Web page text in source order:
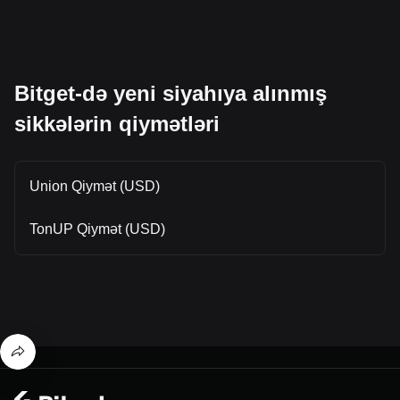
Bitget-də yeni siyahıya alınmış
sikkələrin qiymətləri
Union Qiymət (USD)
TonUP Qiymət (USD)